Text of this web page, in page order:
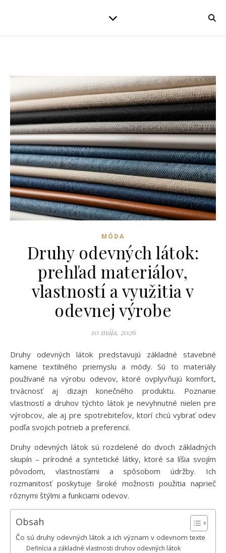
MÓDA
Druhy odevných látok:
prehľad materiálov,
vlastností a využitia v
odevnej výrobe
10 mája, 2026
Druhy odevných látok predstavujú základné stavebné
kamene textilného priemyslu a módy. Sú to materiály
používané na výrobu odevov, ktoré ovplyvňujú komfort,
trvácnosť aj dizajn konečného produktu. Poznanie
vlastností a druhov týchto látok je nevyhnutné nielen pre
výrobcov, ale aj pre spotrebiteľov, ktorí chcú vybrať odev
podľa svojich potrieb a preferencií.
Druhy odevných látok sú rozdelené do dvoch základných
skupín – prírodné a syntetické látky, ktoré sa líšia svojím
pôvodom, vlastnosťami a spôsobom údržby. Ich
rozmanitosť poskytuje široké možnosti použitia naprieč
rôznymi štýlmi a funkciami odevov.
Obsah
Čo sú druhy odevných látok a ich význam v odevnom texte
Definícia a základné vlastnosti druhov odevných látok